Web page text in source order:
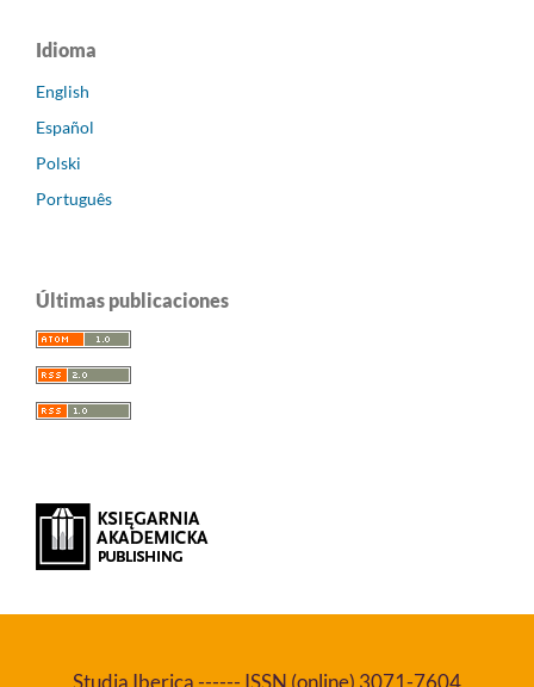
Idioma
English
Español
Polski
Português
Últimas publicaciones
Studia Iberica ------ ISSN (online) 3071-7604